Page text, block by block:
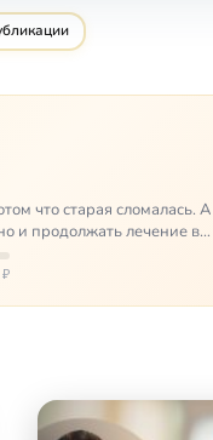
что старая сломалась. А
и продолжать лечение в